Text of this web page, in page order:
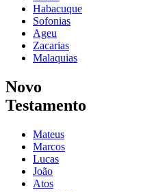
Habacuque
Sofonias
Ageu
Zacarias
Malaquias
Novo
Testamento
Mateus
Marcos
Lucas
João
Atos